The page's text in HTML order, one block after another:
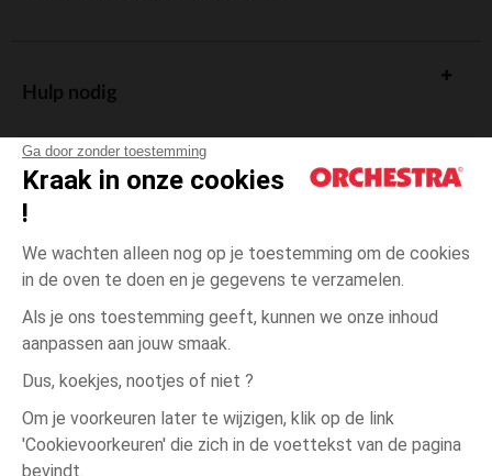
Ga door zonder toestemming
Kraak in onze cookies
!
We wachten alleen nog op je toestemming om de cookies
in de oven te doen en je gegevens te verzamelen.
Als je ons toestemming geeft, kunnen we onze inhoud
aanpassen aan jouw smaak.
Dus, koekjes, nootjes of niet ?
Om je voorkeuren later te wijzigen, klik op de link
'Cookievoorkeuren' die zich in de voettekst van de pagina
bevindt.
Ecru Ecru
1
Hulp nodig
Algemene verkoopsvoorwaarden
Wettelijke bepalingen
Persoonsgegevens